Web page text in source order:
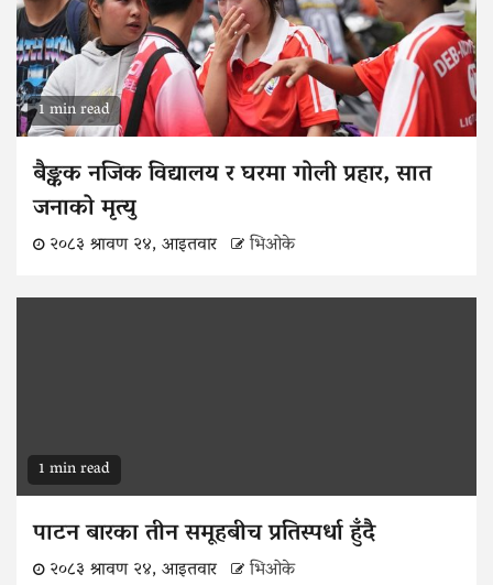
1 min read
बैङ्कक नजिक विद्यालय र घरमा गोली प्रहार, सात
जनाको मृत्यु
२०८३ श्रावण २४, आइतवार भिओके
1 min read
पाटन बारका तीन समूहबीच प्रतिस्पर्धा हुँदै
२०८३ श्रावण २४, आइतवार भिओके